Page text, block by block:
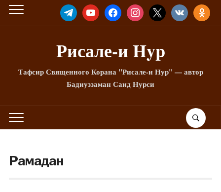
TELEGRAMYOUTUBEFACEBOOKINSTAGRAM
X VKONTAKTE
Рисале-и Hyp
Тафсир Священного Корана "Рисале-и Нур" — автор
Бадиуззаман Саид Нурси
Рамадан